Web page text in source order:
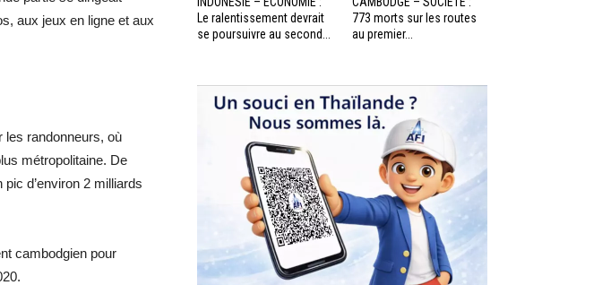
aux jeux en ligne et aux
les randonneurs, où
métropolitaine. De
d’environ 2 milliards
cambodgien pour
Le ralentissement devrait
se poursuivre au second...
773 morts sur les routes
au premier...